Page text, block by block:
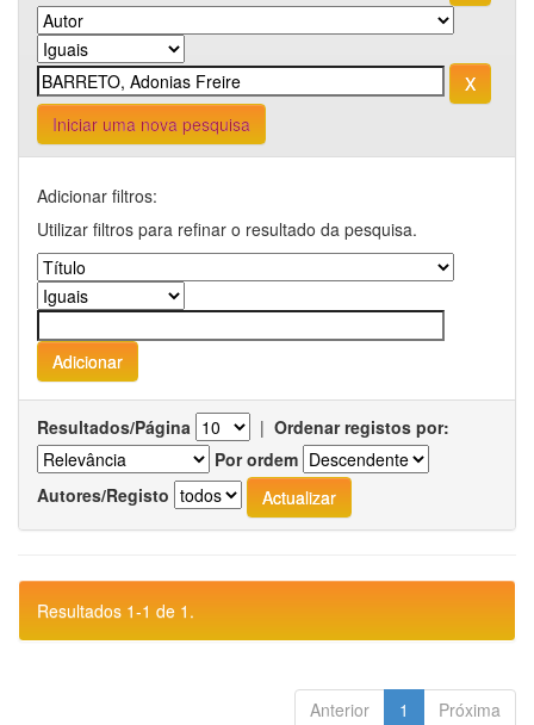
Iniciar uma nova pesquisa
Adicionar filtros:
Utilizar filtros para refinar o resultado da pesquisa.
Resultados/Página | Ordenar registos por:
Por ordem
Autores/Registo
Resultados 1-1 de 1.
Anterior 1 Próxima